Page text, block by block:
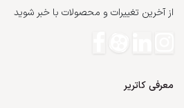
از آخرین تغییرات و محصولات با خبر شوید
معرفی کاتریر